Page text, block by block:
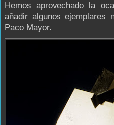
Hemos aprovechado la
añadir algunos ejemplares
Paco Mayor.